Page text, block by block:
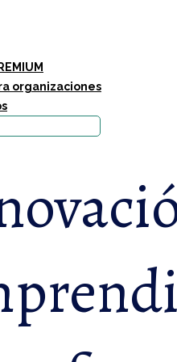
organizaciones